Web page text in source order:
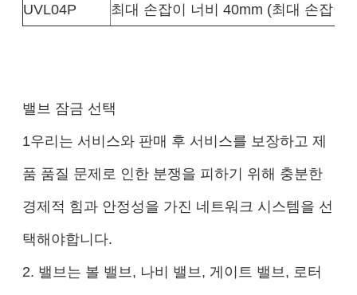
UVL04P
최대 손잡이 너비 40mm (최대 손잡이
밸브 잠금 선택
1우리는 서비스와 판매 후 서비스를 보장하고 제
품 품질 문제로 인한 분쟁을 피하기 위해 충분한
경제적 힘과 안정성을 가진 네트워크 시스템을 선
택해야합니다.
2. 밸브는 볼 밸브, 나비 밸브, 게이트 밸브, 로터